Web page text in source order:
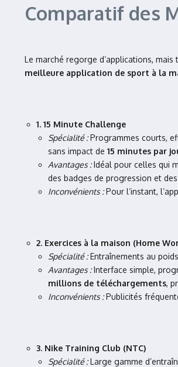
Comparatif des
Le marché regorge d’applications,
meilleure application de sport à la
1. 15 Minute Challenge
Spécialité :Programmes courts,
sans impact de 15 minutes par
Avantages :Idéal pour celles qui
des badges de progression et
Inconvénients :Pour l’instant,
2. Exercices à la maison (Home
Spécialité :Entraînements au
Avantages :Interface simple,
millions de téléchargements,
Inconvénients :Publicités
3. Nike Training Club (NTC)
Spécialité :Large gamme